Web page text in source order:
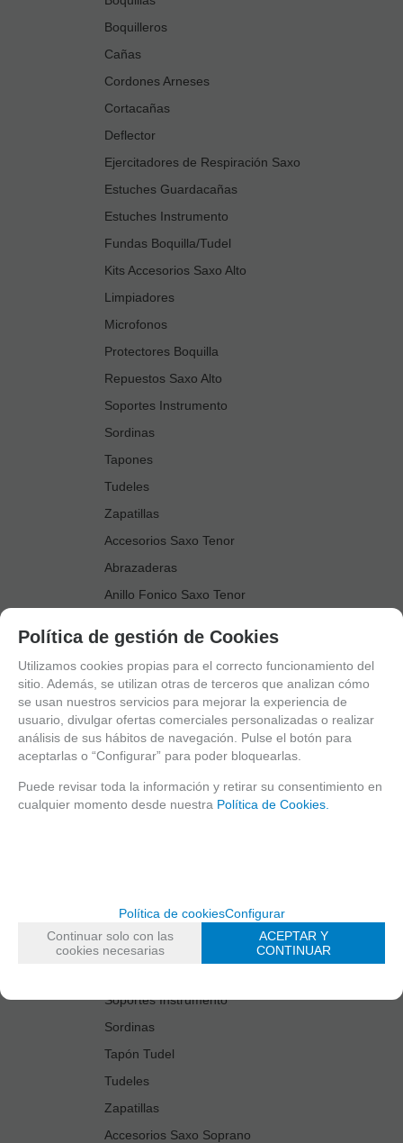
Boquilleros
Cañas
Cordones Arneses
Cortacañas
Deflector
Ejercitadores de Respiración Saxo
Estuches Guardacañas
Estuches Instrumento
Fundas Boquilla/Tudel
Kits Accesorios Saxo Alto
Limpiadores
Microfonos
Protectores Boquilla
Repuestos Saxo Alto
Soportes Instrumento
Sordinas
Tapones
Tudeles
Zapatillas
Accesorios Saxo Tenor
Abrazaderas
Anillo Fonico Saxo Tenor
Boquillas
Boquilleros
Cañas
Cortacañas
Deflector Saxo Tenor
Estuches Guardacañas
Limpiadores
Protectores Boquilla
Soportes Instrumento
Sordinas
Tapón Tudel
Tudeles
Zapatillas
Accesorios Saxo Soprano
Política de gestión de Cookies
Utilizamos cookies propias para el correcto funcionamiento del
sitio. Además, se utilizan otras de terceros que analizan cómo
se usan nuestros servicios para mejorar la experiencia de
usuario, divulgar ofertas comerciales personalizadas o realizar
análisis de sus hábitos de navegación. Pulse el botón para
aceptarlas o “Configurar” para poder bloquearlas.
Puede revisar toda la información y retirar su consentimiento en
cualquier momento desde nuestra Política de Cookies.
Política de cookiesConfigurar
Continuar solo con las
cookies necesarias
ACEPTAR Y
CONTINUAR